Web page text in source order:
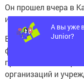
Он прошел вчера в
имени Галиаскара
В концерте приняли
фестивального
промышленных
организаций и
А вы уже
Junior?